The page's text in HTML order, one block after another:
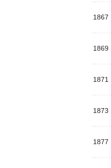
1867
1869
1871
1873
1877